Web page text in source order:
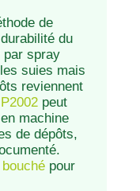
de
du
par spray
suies mais
reviennent
peut
machine
de dépôts,
pour